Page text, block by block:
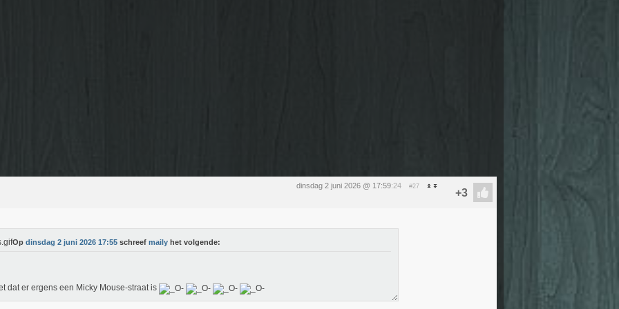
dinsdag 2 juni 2026 @ 17:59:24 #27
Op dinsdag 2 juni 2026 17:55 schreef maily het volgende:
dat er ergens een Micky Mouse-straat is